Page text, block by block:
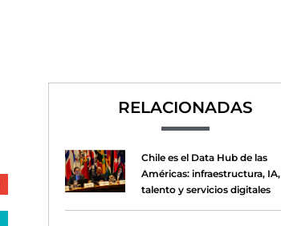
RELACIONADAS
Chile es el Data Hub de las
Américas: infraestructura, IA,
talento y servicios digitales